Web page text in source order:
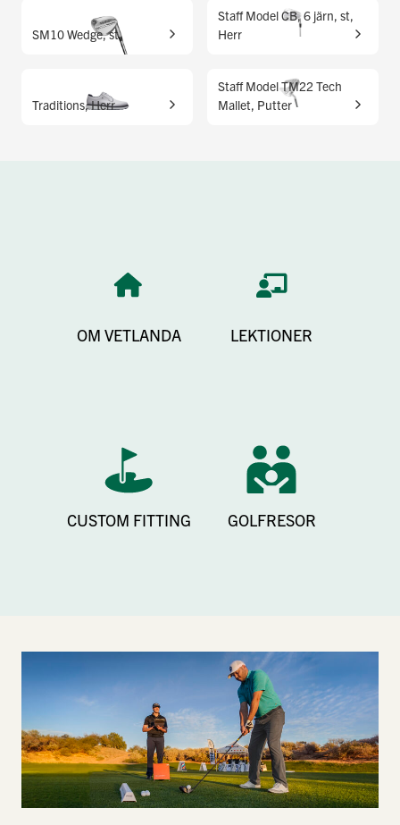
SM10 Wedge, st
Staff Model CB, 6 järn, st,
Herr
Traditions, Herr
Staff Model TM22 Tech
Mallet, Putter
OM VETLANDA LEKTIONER
CUSTOM FITTING GOLFRESOR